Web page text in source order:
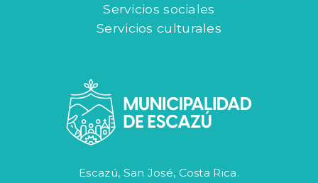
Servicios sociales
Servicios culturales
Escazú, San José, Costa Rica.